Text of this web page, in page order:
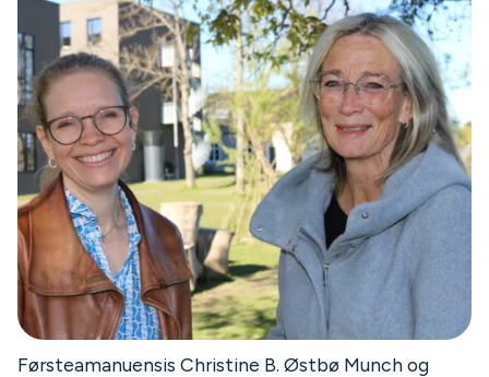
Førsteamanuensis Christine B. Østbø Munch og